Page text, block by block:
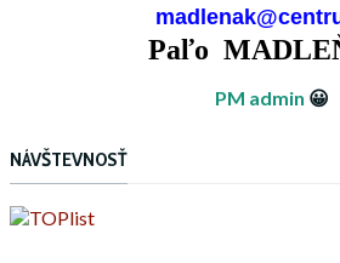
Paľo
PM admin 😀
NÁVŠTEVNOSŤ